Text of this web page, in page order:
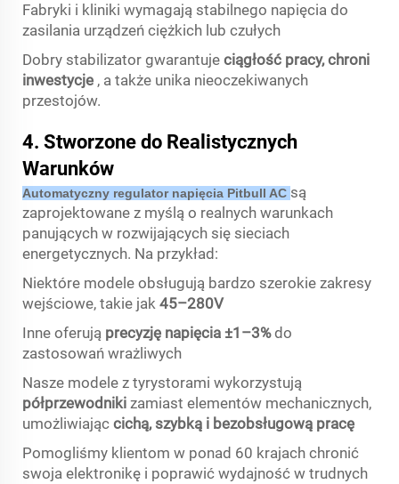
Fabryki i kliniki wymagają stabilnego napięcia do
zasilania urządzeń ciężkich lub czułych
Dobry stabilizator gwarantuje ciągłość pracy, chroni
inwestycje , a także unika nieoczekiwanych
przestojów.
4. Stworzone do Realistycznych
Warunków
Automatyczny regulator napięcia Pitbull AC są
zaprojektowane z myślą o realnych warunkach
panujących w rozwijających się sieciach
energetycznych. Na przykład:
Niektóre modele obsługują bardzo szerokie zakresy
wejściowe, takie jak 45–280V
Inne oferują precyzję napięcia ±1–3%do
zastosowań wrażliwych
Nasze modele z tyrystorami wykorzystują
półprzewodniki zamiast elementów mechanicznych,
umożliwiając cichą, szybką i bezobsługową pracę
Pomogliśmy klientom w ponad 60 krajach chronić
swoja elektronikę i poprawić wydajność w trudnych